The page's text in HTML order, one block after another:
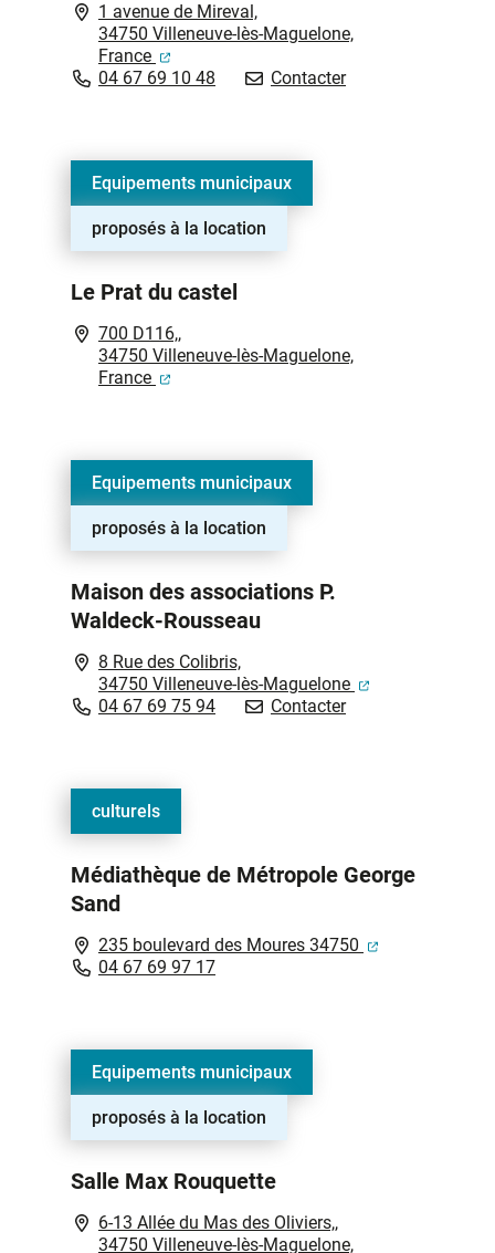
1 avenue de Mireval,
34750 Villeneuve-lès-Maguelone,
France
(ouverture dans un nouvel onglet)
04 67 69 10 48
ContacterEspace Jeunesse
Equipements municipaux
proposés à la location
Le Prat du castel
700 D116,,
34750 Villeneuve-lès-Maguelone,
France
(ouverture dans un nouvel onglet)
Equipements municipaux
proposés à la location
Maison des associations P.
Waldeck-Rousseau
8 Rue des Colibris,
34750 Villeneuve-lès-Maguelone
(ouverture
04 67 69 75 94
ContacterMaison des
culturels
Médiathèque de Métropole George
Sand
235 boulevard des Moures 34750
(ouverture
04 67 69 97 17
Equipements municipaux
proposés à la location
Salle Max Rouquette
6-13 Allée du Mas des Oliviers,,
34750 Villeneuve-lès-Maguelone,